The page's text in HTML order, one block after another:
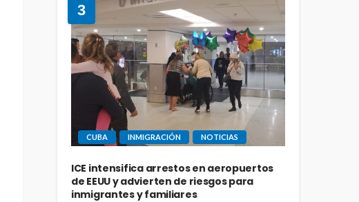
3
CUBA INMIGRACIÓN NOTICIAS
ICE intensifica arrestos en aeropuertos
de EEUU y advierten de riesgos para
inmigrantes y familiares